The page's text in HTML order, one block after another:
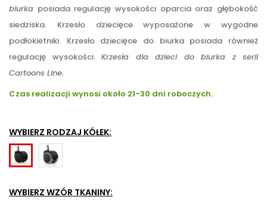
biurka posiada regulację wysokości oparcia oraz głębokość
siedziska. Krzesło dziecięce wyposażone w wygodne
podłokietniki. Krzesło dziecięce do biurka posiada również
regulację wysokości. Krzesła dla dzieci do biurka z serii
Cartoons Line.
Czas realizacji wynosi około 21-30 dni roboczych.
WYBIERZ RODZAJ KÓŁEK:
Do
powierzchni
np.
Do
powierzchni
-
WYBIERZ WZÓR TKANINY: